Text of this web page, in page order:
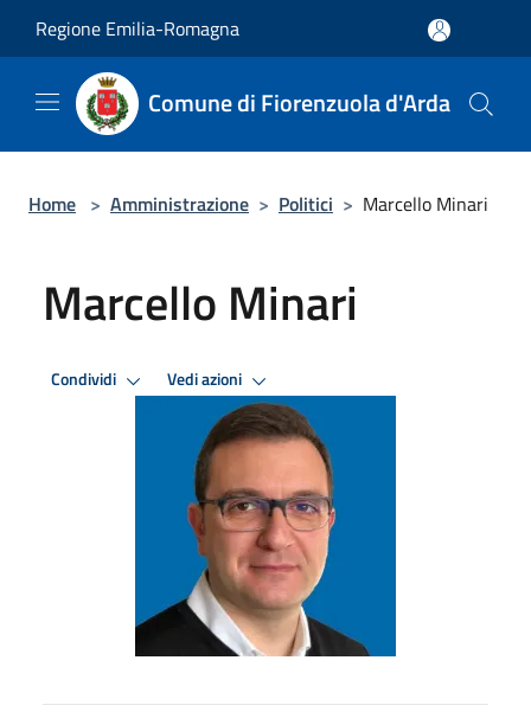
Regione Emilia-Romagna
Comune di Fiorenzuola d'Arda
Home > Amministrazione > Politici > Marcello Minari
Marcello Minari
Condividi Vedi azioni